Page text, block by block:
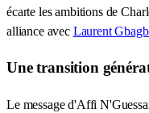
écarte les ambitions de
alliance avec Laurent
Une transition
Le message d'Affi